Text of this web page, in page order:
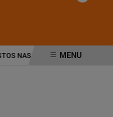
NAS MAQUININHAS E PIX;
MENU